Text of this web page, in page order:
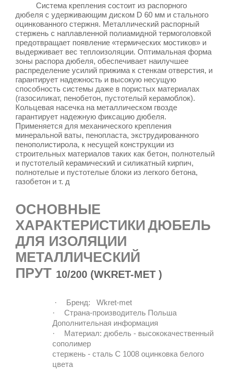
Система крепления состоит из распорного
дюбеля с удерживающим диском D 60 мм и стального
оцинкованного стержня. Металлический распорный
стержень с наплавленной полиамидной термоголовкой
предотвращает появление «термических мостиков» и
выдерживает вес теплоизоляции. Оптимальная форма
зоны распора дюбеля, обеспечивает наилучшее
распределение усилий прижима к стенкам отверстия, и
гарантирует надежность и высокую несущую
способность системы даже в пористых материалах
(газосиликат, пенобетон, пустотелый керамоблок).
Кольцевая насечка на металлическом гвозде
гарантирует надежную фиксацию дюбеля.
Применяется для механического крепления
минеральной ваты, пенопласта, экструдированного
пенополистирола, к несущей конструкции из
строительных материалов таких как бетон, полнотелый
и пустотелый керамический и силикатный кирпич,
полнотелые и пустотелые блоки из легкого бетона,
газобетон и т. д
ОСНОВНЫЕ
ХАРАКТЕРИСТИКИ ДЮБЕЛЬ
ДЛЯ ИЗОЛЯЦИИ
МЕТАЛЛИЧЕСКИЙ
ПРУТ 10/200 (WKRET-MET )
· Бренд: Wkret-met
·
Страна-производитель Польша
Дополнительная информация
· Материал: дюбель - высококачественный
сополимер
стержень - сталь С 1008 оцинковка белого
цвета